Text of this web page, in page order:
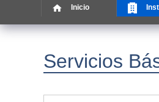
Inicio
Servicios